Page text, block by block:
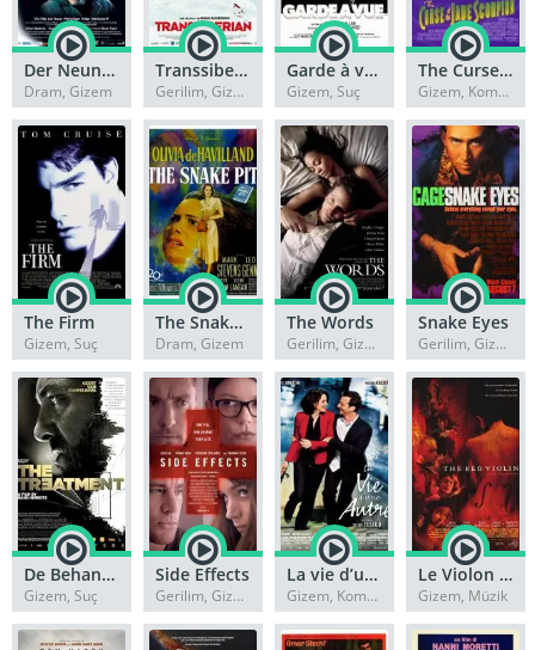
Der Neunte Tag
Dram, Gizem
Transsiberian
Gerilim, Gizem
Garde à vue
Gizem, Suç
The Curse of the Jade Scorpion
Gizem, Komedi
The Firm
Gizem, Suç
The Snake Pit
Dram, Gizem
The Words
Gerilim, Gizem
Snake Eyes
Gerilim, Gizem
De Behandeling
Gizem, Suç
Side Effects
Gerilim, Gizem
La vie d’une autre
Gizem, Komedi
Le Violon Rouge
Gizem, Müzik